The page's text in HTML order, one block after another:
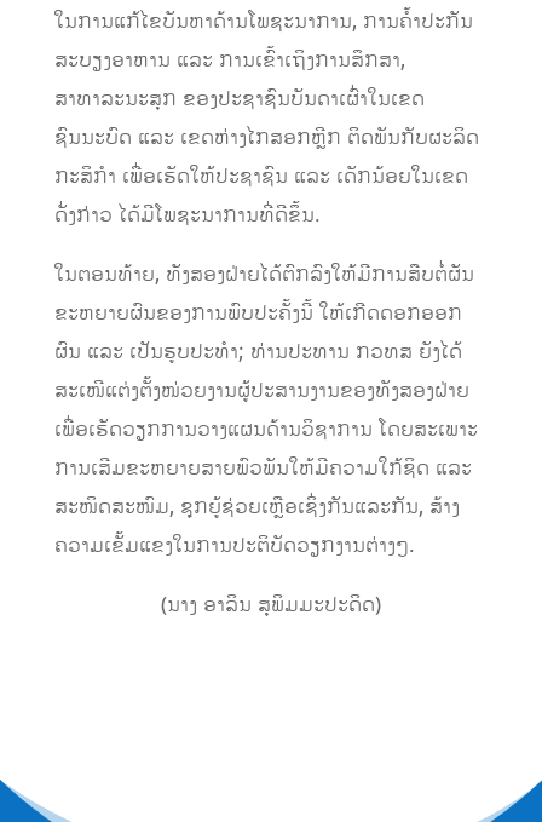
ໃນການແກ້ໄຂບັນຫາດ້ານໂພຊະນາການ, ການຄ້ຳປະກັນ
ສະບຽງອາຫານ ແລະ ການເຂົ້າເຖິງການສຶກສາ,
ສາທາລະນະສຸກ ຂອງປະຊາຊົນບັນດາເຜົ່າໃນເຂດ
ຊົນນະບົດ ແລະ ເຂດຫ່າງໄກສອກຫຼີກ ຕິດພັນກັບຜະລິດ
ກະສິກໍາ ເພື່ອເຮັດໃຫ້ປະຊາຊົນ ແລະ ເດັກນ້ອຍໃນເຂດ
ດັ່ງກ່າວ ໄດ້ມີໂພຊະນາການທີ່ດີຂຶ້ນ.
ໃນຕອນທ້າຍ, ທັງສອງຝ່າຍໄດ້ຕົກລົງໃຫ້ມີການສືບຕໍ່ຜັນ
ຂະຫຍາຍຜົນຂອງການພົບປະຄັ້ງນີ້ ໃຫ້ເກີດດອກອອກ
ຜົນ ແລະ ເປັນຮູບປະທຳ; ທ່ານປະທານ ກວທສ ຍັງໄດ້
ສະເໜີແຕ່ງຕັ້ງໜ່ວຍງານຜູ້ປະສານງານຂອງທັງສອງຝ່າຍ
ເພື່ອເຮັດວຽກການວາງແຜນດ້ານວິຊາການ ໂດຍສະເພາະ
ການເສີມຂະຫຍາຍສາຍພົວພັນໃຫ້ມີຄວາມໃກ້ຊິດ ແລະ
ສະໜິດສະໜົມ, ຊຸກຍູ້ຊ່ວຍເຫຼືອເຊິ່ງກັນແລະກັນ, ສ້າງ
ຄວາມເຂັ້ມແຂງໃນການປະຕິບັດວຽກງານຕ່າງໆ.
(ນາງ ອາລິນ ສຸພິມມະປະດິດ)